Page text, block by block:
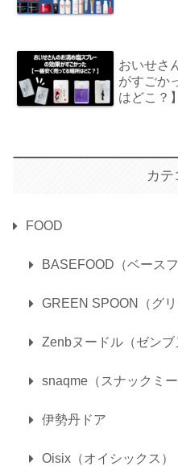
おいせさ
がすごか
はどこ？】
カテ
FOOD
BASEFOOD（ベースフ
GREEN SPOON（グリ
Zenbヌードル（ゼンブ
snaqme（スナックミー
伊勢丹ドア
Oisix（オイシックス）